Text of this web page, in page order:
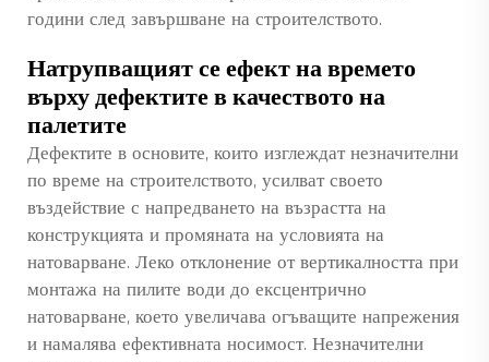
години след завършване на строителството.
Натрупващият се ефект на времето
върху дефектите в качеството на
палетите
Дефектите в основите, които изглеждат незначителни
по време на строителството, усилват своето
въздействие с напредването на възрастта на
конструкцията и промяната на условията на
натоварване. Леко отклонение от вертикалността при
монтажа на пилите води до ексцентрично
натоварване, което увеличава огъващите напрежения
и намалява ефективната носимост. Незначителни